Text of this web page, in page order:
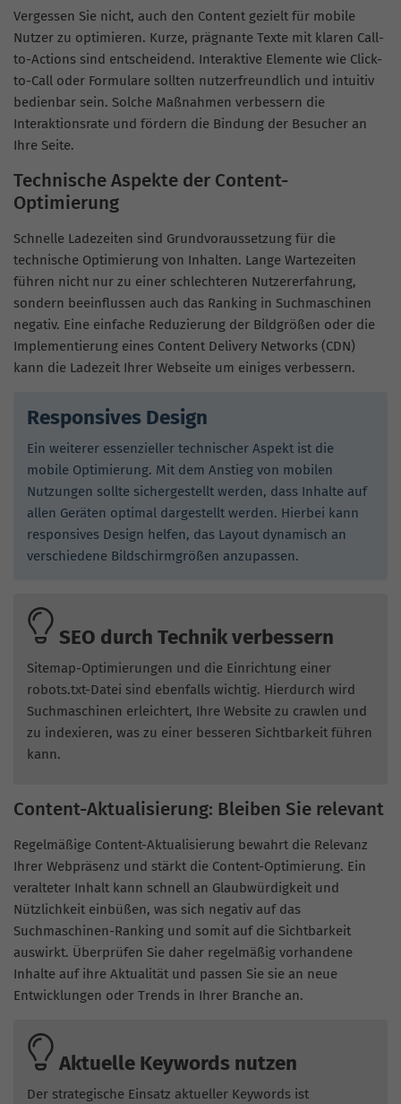
Vergessen Sie nicht, auch den Content gezielt für mobile
Nutzer zu optimieren. Kurze, prägnante Texte mit klaren Call-
to-Actions sind entscheidend. Interaktive Elemente wie Click-
to-Call oder Formulare sollten nutzerfreundlich und intuitiv
bedienbar sein. Solche Maßnahmen verbessern die
Interaktionsrate und fördern die Bindung der Besucher an
Ihre Seite.
Technische Aspekte der Content-
Optimierung
Schnelle Ladezeiten sind Grundvoraussetzung für die
technische Optimierung von Inhalten. Lange Wartezeiten
führen nicht nur zu einer schlechteren Nutzererfahrung,
sondern beeinflussen auch das Ranking in Suchmaschinen
negativ. Eine einfache Reduzierung der Bildgrößen oder die
Implementierung eines Content Delivery Networks (CDN)
kann die Ladezeit Ihrer Webseite um einiges verbessern.
Responsives Design
Ein weiterer essenzieller technischer Aspekt ist die
mobile Optimierung. Mit dem Anstieg von mobilen
Nutzungen sollte sichergestellt werden, dass Inhalte auf
allen Geräten optimal dargestellt werden. Hierbei kann
responsives Design helfen, das Layout dynamisch an
verschiedene Bildschirmgrößen anzupassen.
SEO durch Technik verbessern
Sitemap-Optimierungen und die Einrichtung einer
robots.txt-Datei sind ebenfalls wichtig. Hierdurch wird
Suchmaschinen erleichtert, Ihre Website zu crawlen und
zu indexieren, was zu einer besseren Sichtbarkeit führen
kann.
Content-Aktualisierung: Bleiben Sie relevant
Regelmäßige Content-Aktualisierung bewahrt die Relevanz
Ihrer Webpräsenz und stärkt die Content-Optimierung. Ein
veralteter Inhalt kann schnell an Glaubwürdigkeit und
Nützlichkeit einbüßen, was sich negativ auf das
Suchmaschinen-Ranking und somit auf die Sichtbarkeit
auswirkt. Überprüfen Sie daher regelmäßig vorhandene
Inhalte auf ihre Aktualität und passen Sie sie an neue
Entwicklungen oder Trends in Ihrer Branche an.
Aktuelle Keywords nutzen
Der strategische Einsatz aktueller Keywords ist